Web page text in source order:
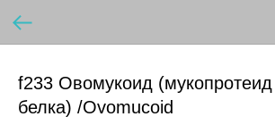
f233 Овомукоид (мукопротеид
белка) /Ovomucoid